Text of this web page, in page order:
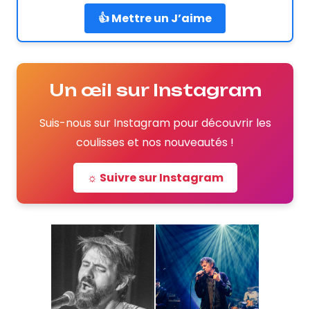
👍 Mettre un J’aime
Un œil sur Instagram
Suis-nous sur Instagram pour découvrir les
coulisses et nos nouveautés !
☼ Suivre sur Instagram